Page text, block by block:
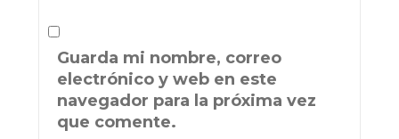
Guarda mi nombre, correo
electrónico y web en este
navegador para la próxima vez
que comente.